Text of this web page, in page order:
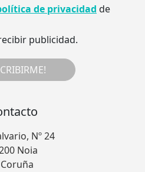
de privacidad de
publicidad.
Nº 24
Noia